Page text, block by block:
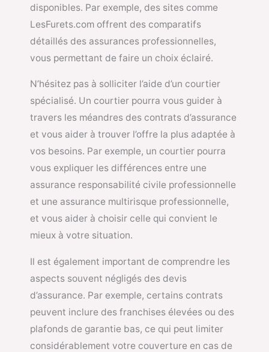
disponibles. Par exemple, des sites comme
LesFurets.com offrent des comparatifs
détaillés des assurances professionnelles,
vous permettant de faire un choix éclairé.
N’hésitez pas à solliciter l’aide d’un courtier
spécialisé. Un courtier pourra vous guider à
travers les méandres des contrats d’assurance
et vous aider à trouver l’offre la plus adaptée à
vos besoins. Par exemple, un courtier pourra
vous expliquer les différences entre une
assurance responsabilité civile professionnelle
et une assurance multirisque professionnelle,
et vous aider à choisir celle qui convient le
mieux à votre situation.
Il est également important de comprendre les
aspects souvent négligés des devis
d’assurance. Par exemple, certains contrats
peuvent inclure des franchises élevées ou des
plafonds de garantie bas, ce qui peut limiter
considérablement votre couverture en cas de